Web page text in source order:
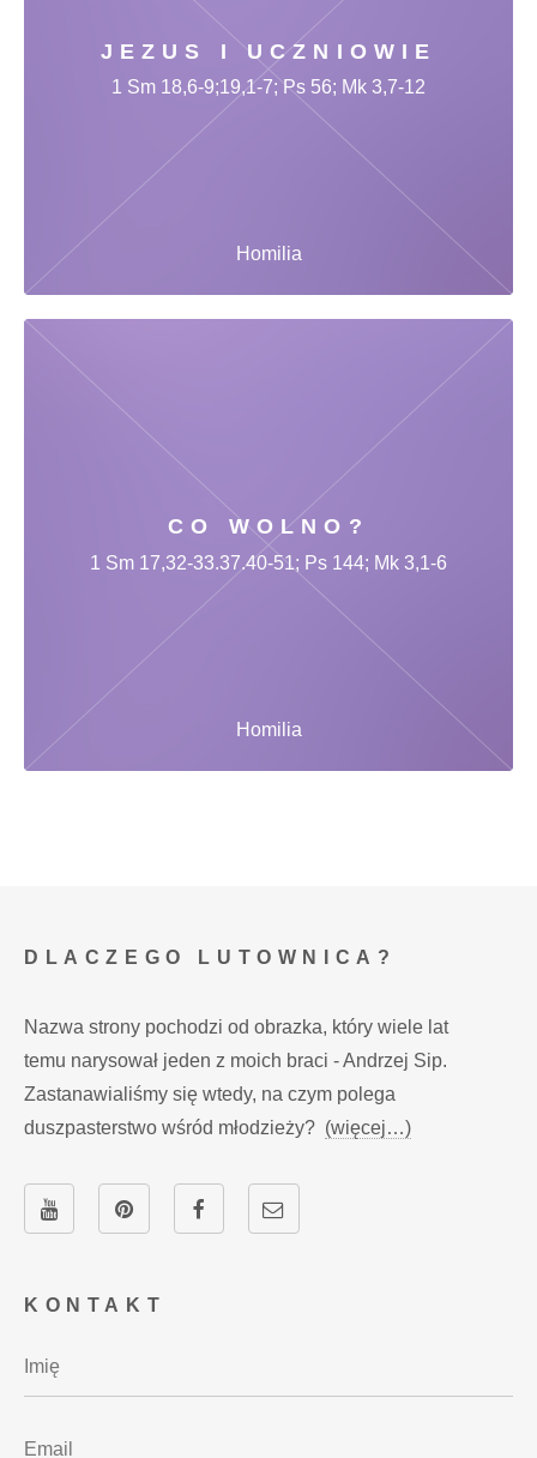
JEZUS I UCZNIOWIE
Homilia
1 Sm 18,6-9;19,1-7; Ps 56; Mk 3,7-12
CO WOLNO?
Homilia
1 Sm 17,32-33.37.40-51; Ps 144; Mk 3,1-6
KONTAKT
DLACZEGO LUTOWNICA?
Nazwa strony pochodzi od obrazka, który wiele lat
temu narysował jeden z moich braci - Andrzej Sip.
Zastanawialiśmy się wtedy, na czym polega
duszpasterstwo wśród młodzieży? (więcej…)